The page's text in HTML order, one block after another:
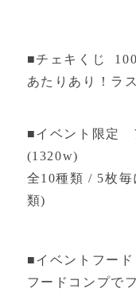
■チェキくじ
あたりあり！ラ
■イベント限定
(1320w)
全10種類 / 5枚
類)
■イベントフード
フードコンプで